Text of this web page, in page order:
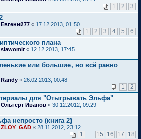
1 2 3
Евгений77 « 17.12.2013, 01:50
1 2 3 4 5 6
плана
slawomir« 12.12.2013, 17:45
или большие, но всё равно
Randy « 26.02.2013, 00:48
1 2
для "Отыгрывать Эльфа"
Ольгерт Иванов « 30.12.2012, 09:29
непросто (книга 2)
ZLOY_GAD « 28.11.2012, 23:12
1 15 16 17 18